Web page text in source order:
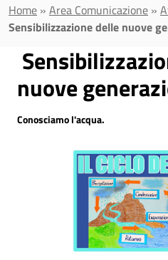
Home » Area Comunicazione »
Sensibilizzazione delle nuove
nuove
Conosciamo l'acqua.